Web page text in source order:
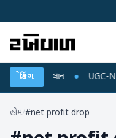
બ્રેકિંગ
અને ડેટા પ્લાન ● UGC-NET
હોમ/#net profit drop